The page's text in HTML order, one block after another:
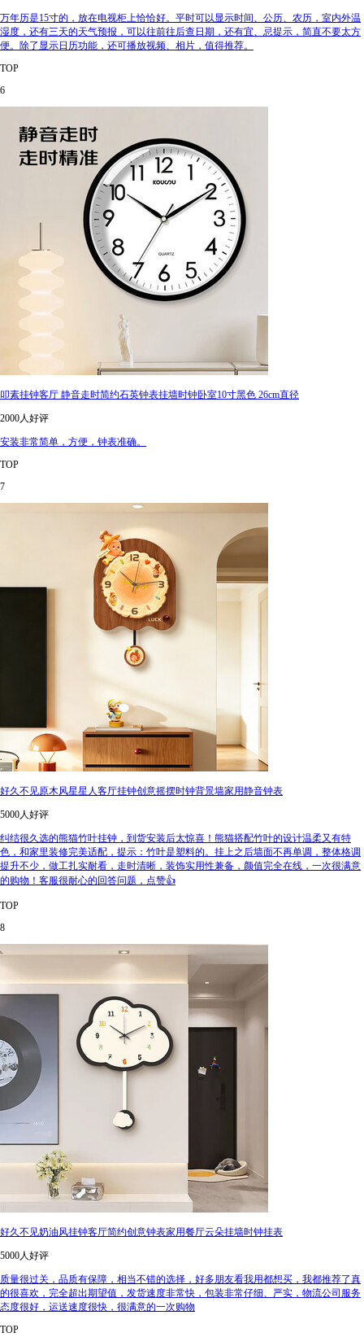
万年历是15寸的，放在电视柜上恰恰好。平时可以显示时间、公历、农历，室内外温
湿度，还有三天的天气预报，可以往前往后查日期，还有宜、忌提示，简直不要太方
便。除了显示日历功能，还可播放视频、相片，值得推荐。
TOP
6
叩素挂钟客厅 静音走时简约石英钟表挂墙时钟卧室10寸黑色 26cm直径
2000人好评
安装非常简单，方便，钟表准确。
TOP
7
好久不见原木风星星人客厅挂钟创意摇摆时钟背景墙家用静音钟表
5000人好评
纠结很久选的熊猫竹叶挂钟，到货安装后太惊喜！熊猫搭配竹叶的设计温柔又有特
色，和家里装修完美适配，提示：竹叶是塑料的。挂上之后墙面不再单调，整体格调
提升不少，做工扎实耐看，走时清晰，装饰实用性兼备，颜值完全在线，一次很满意
的购物！客服很耐心的回答问题，点赞👍
TOP
8
好久不见奶油风挂钟客厅简约创意钟表家用餐厅云朵挂墙时钟挂表
5000人好评
质量很过关，品质有保障，相当不错的选择，好多朋友看我用都想买，我都推荐了真
的很喜欢，完全超出期望值，发货速度非常快，包装非常仔细、严实，物流公司服务
态度很好，运送速度很快，很满意的一次购物
TOP